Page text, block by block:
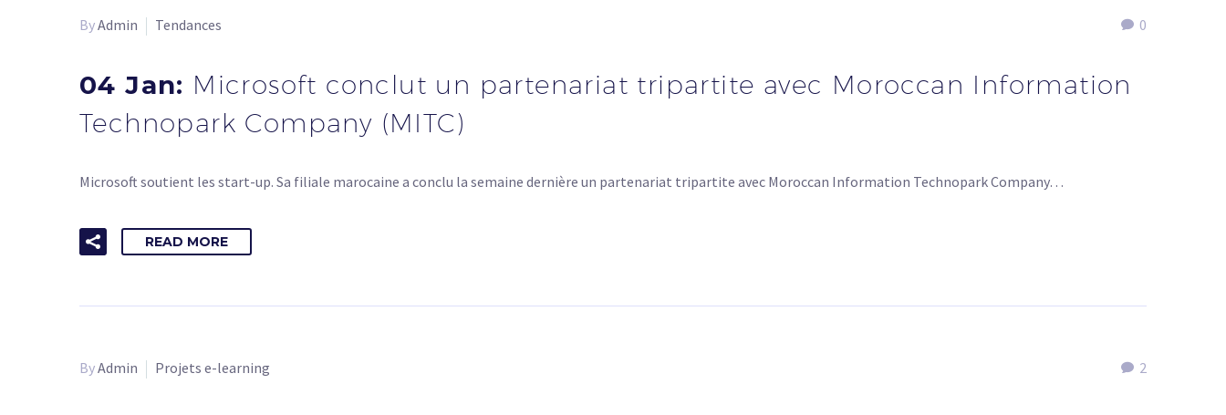
0
ByAdmin Tendances
04 Jan: Microsoft conclut un partenariat tripartite avec Moroccan Information
Technopark Company (MITC)
Microsoft soutient les start-up. Sa filiale marocaine a conclu la semaine dernière un partenariat tripartite avec Moroccan Information Technopark Company…
READ MORE
2
ByAdmin Projets e-learning